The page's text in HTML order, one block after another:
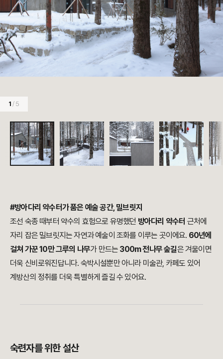
1 / 5
#방아다리 약수터가 품은 예술 공간, 밀브릿지
조선 숙종 때부터 약수의 효험으로 유명했던 방아다리 약수터 근처에
자리 잡은 밀브릿지는 자연과 예술이 조화를 이루는 곳이에요. 60년에
걸쳐 가꾼 10만 그루의 나무가 만드는 300m 전나무 숲길은 겨울이면
더욱 신비로워진답니다. 숙박시설뿐만 아니라 미술관, 카페도 있어
계방산의 정취를 더욱 특별하게 즐길 수 있어요.
숙련자를 위한 설산